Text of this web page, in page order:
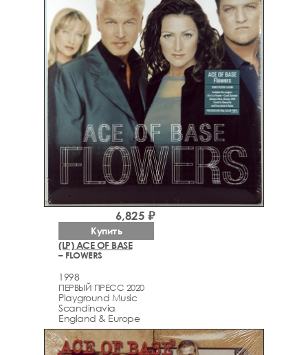
(LP) ACE OF BASE
– FLOWERS
1998
ПЕРВЫЙ ПРЕСС 2020
Playground Music
Scandinavia
England & Europe
6,825 ₽
Купить